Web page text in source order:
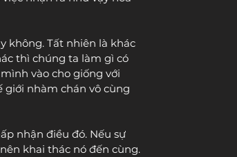
không. Tất nhiên là khác
thì chúng ta làm gì có
vào cho giống với
giới nhàm chán vô cùng
nhận điều đó. Nếu sự
khai thác nó đến cùng.